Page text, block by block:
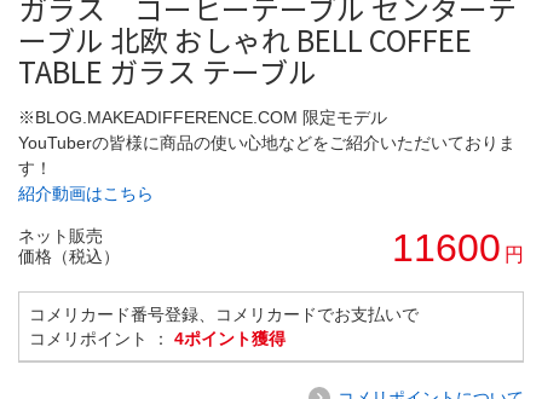
ーブル 北欧 おしゃれ BELL COFFEE
TABLE ガラス テーブル
※BLOG.MAKEADIFFERENCE.COM 限定モデル
YouTuberの皆様に商品の使い心地などをご紹介いただいておりま
す！
紹介動画はこちら
ネット販売
価格（税込）
11600 円
コメリカード番号登録、コメリカードでお支払いで
コメリポイント ： 4ポイント獲得